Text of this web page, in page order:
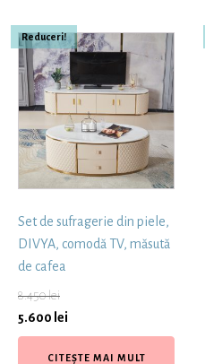
Reduceri!
Set de sufragerie din piele,
DIVYA, comodă TV, măsută
de cafea
8.450lei
5.600 lei
CITEȘTE MAI MULT